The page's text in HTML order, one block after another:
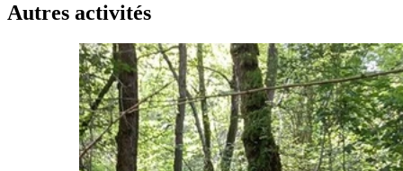
Autres activités